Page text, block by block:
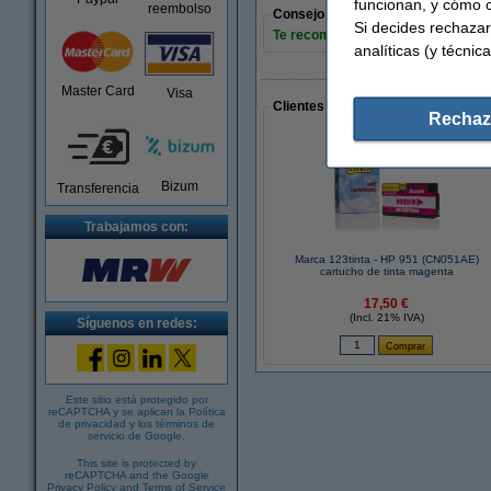
reembolso
Master Card Visa
Transferencia Bizum
Trabajamos con:
Síguenos en redes:
Este sitio está protegido por
reCAPTCHA y se aplican la Política
de privacidad y los términos de
servicio de Google
This site is protected by
reCAPTCHA and the Google
Privacy Policy and Terms of Service
Consejo
Te recomendamos que utilices
Clientes que han realizado
Marca 123tinta - HP 951 (CN051AE)
cartucho de tinta magenta
17,50 €
(Incl. 21% IVA)
funcionan, y cómo
Si decides
analíticas (y